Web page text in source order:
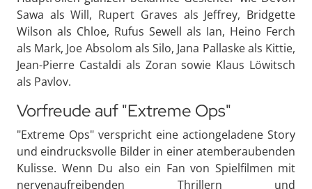
Sawa als Will, Rupert Graves als Jeffrey, Bridgette
Wilson als Chloe, Rufus Sewell als Ian, Heino Ferch
als Mark, Joe Absolom als Silo, Jana Pallaske als Kittie,
Jean-Pierre Castaldi als Zoran sowie Klaus Löwitsch
als Pavlov.
Vorfreude auf "Extreme Ops"
"Extreme Ops" verspricht eine actiongeladene Story
und eindrucksvolle Bilder in einer atemberaubenden
Kulisse. Wenn Du also ein Fan von Spielfilmen mit
nervenaufreibenden Thrillern und